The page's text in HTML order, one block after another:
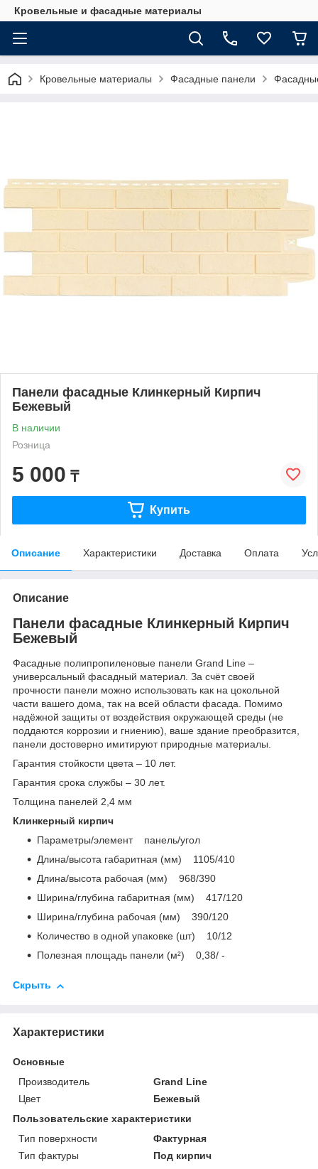
Кровельные и фасадные материалы
Кровельные материалы Фасадные панели
Панели фасадные Клинкерный Кирпич
Бежевый
В наличии
Розница
5 000 ₸
Купить
Описание Характеристики Доставка Оплата
Описание
Панели фасадные Клинкерный Кирпич
Бежевый
Фасадные полипропиленовые панели Grand Line –
универсальный фасадный материал. За счёт своей
прочности панели можно использовать как на цокольной
части вашего дома, так на всей области фасада. Помимо
надёжной защиты от воздействия окружающей среды (не
поддаются коррозии и гниению), ваше здание преобразится,
панели достоверно имитируют природные материалы.
Гарантия стойкости цвета – 10 лет.
Гарантия срока службы – 30 лет.
Толщина панелей 2,4 мм
Клинкерный кирпич
Параметры/элемент панель/угол
Длина/высота габаритная (мм) 1105/410
Длина/высота рабочая (мм) 968/390
Ширина/глубина габаритная (мм) 417/120
Ширина/глубина рабочая (мм) 390/120
Количество в одной упаковке (шт) 10/12
Полезная площадь панели (м²) 0,38/ -
Скрыть
Характеристики
Основные
Производитель
Grand Line
Цвет
Бежевый
Пользовательские характеристики
Тип поверхности
Фактурная
Тип фактуры
Под кирпич